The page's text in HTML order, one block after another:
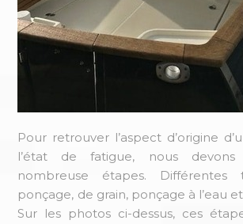
Pour retrouver l’aspect d’origine
l’état de fatigue, nous
nombreuse étapes. Différentes
ponçage, de grain, ponçage à l’eau
Sur les photos ci-dessus, ces